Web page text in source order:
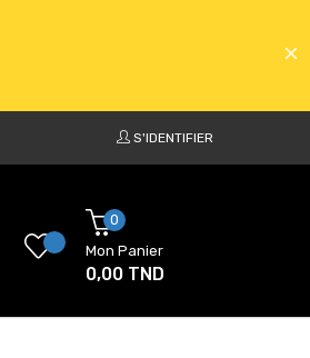
S'IDENTIFIER
0
Mon Panier
0,00 TND